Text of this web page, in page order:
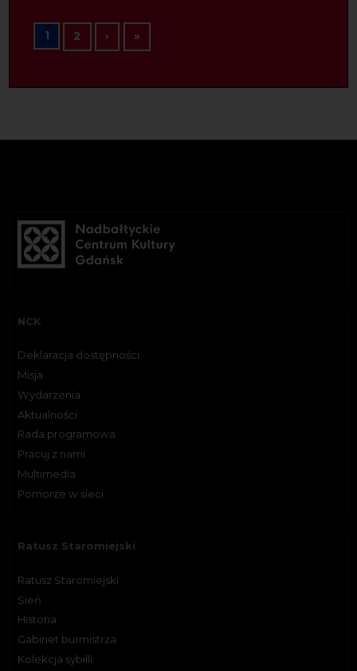
Stronicowanie
1 2 › Następna strona
»Ostatnia strona
NCK
Deklaracja dostępności
Misja
Wydarzenia
Aktualności
Rada programowa
Pracuj z nami
Multimedia
Pomorze w sieci
Ratusz Staromiejski
Ratusz Staromiejski
Sień
Historia
Gabinet burmistrza
Kolekcja sybilli